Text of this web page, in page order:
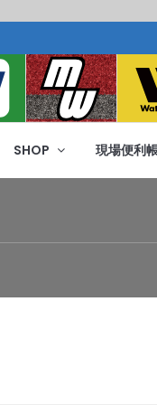
SHOP 現場便利